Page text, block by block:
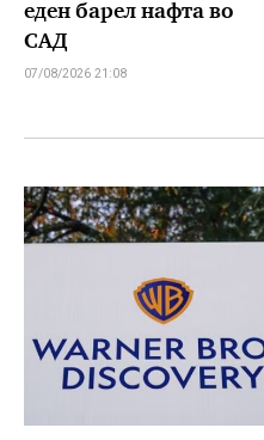
еден барел нафта во
САД
07/08/2026 21:08